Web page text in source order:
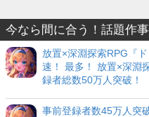
今なら間に合う！話題作
放置×深淵探索RPG『
速！ 最多！ 放置×深淵
録者総数50万人突破！
事前登録者数45万人突